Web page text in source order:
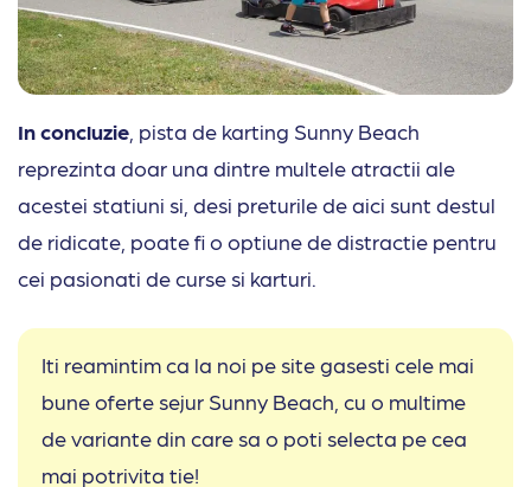
In concluzie , pista de karting Sunny Beach
reprezinta doar una dintre multele atractii ale
acestei statiuni si, desi preturile de aici sunt destul
de ridicate, poate fi o optiune de distractie pentru
cei pasionati de curse si karturi.
Iti reamintim ca la noi pe site gasesti cele mai
bune oferte sejur Sunny Beach, cu o multime
de variante din care sa o poti selecta pe cea
mai potrivita tie!